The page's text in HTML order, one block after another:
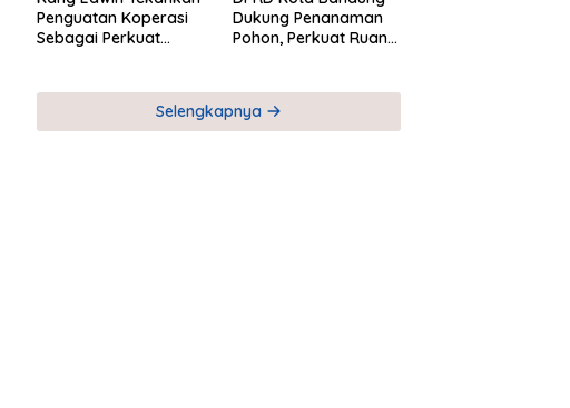
Penguatan Koperasi
Sebagai Perkuat
Dukung Penanaman
Pohon, Perkuat Ruang
Selengkapnya